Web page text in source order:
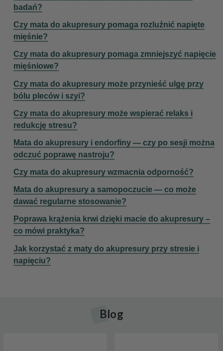
badań?
Czy mata do akupresury pomaga rozluźnić napięte
mięśnie?
Czy mata do akupresury pomaga zmniejszyć napięcie
mięśniowe?
Czy mata do akupresury może przynieść ulgę przy
bólu pleców i szyi?
Czy mata do akupresury może wspierać relaks i
redukcję stresu?
Mata do akupresury i endorfiny — czy po sesji można
odczuć poprawę nastroju?
Czy mata do akupresury wzmacnia odporność?
Mata do akupresury a samopoczucie — co może
dawać regularne stosowanie?
Poprawa krążenia krwi dzięki macie do akupresury –
co mówi praktyka?
Jak korzystać z maty do akupresury przy stresie i
napięciu?
Blog